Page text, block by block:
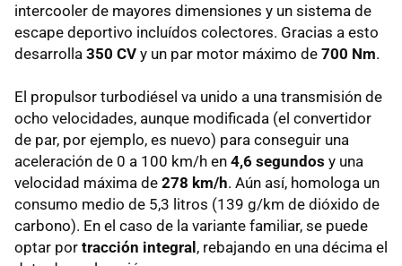
intercooler de mayores dimensiones y un sistema de
escape deportivo incluídos colectores. Gracias a esto
desarrolla 350 CV y un par motor máximo de 700 Nm.
El propulsor turbodiésel va unido a una transmisión de
ocho velocidades, aunque modificada (el convertidor
de par, por ejemplo, es nuevo) para conseguir una
aceleración de 0 a 100 km/h en 4,6 segundos y una
velocidad máxima de 278 km/h. Aún así, homologa un
consumo medio de 5,3 litros (139 g/km de dióxido de
carbono). En el caso de la variante familiar, se puede
optar por tracción integral, rebajando en una décima el